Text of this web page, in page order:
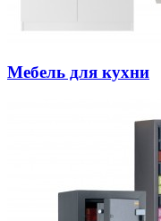
Мебель для кухни